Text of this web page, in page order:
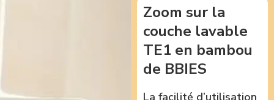
Zoom sur la
couche lavable
TE1 en bambou
de BBIES
La facilité d’utilisation